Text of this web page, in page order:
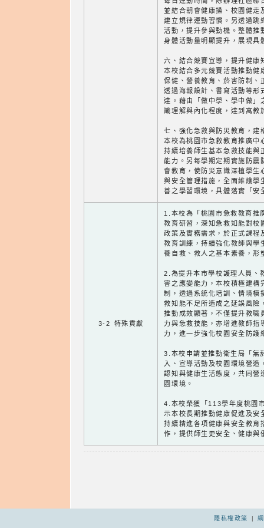
並結合朝會健康操、校園健走
建立規律運動習慣。另透過跳
活動，提升參與動機。整體推
身體活動量明顯提升，展現具
六、結合競賽宣導，提升健康
本校結合多元競賽活動推動健
保健、營養教育、菸害防制、
透過海報設計、書寫活動等形
達。藉由「做中學、學中做」
識理解與內化程度，達到寓教
七、強化急救與防災教育，建
本校為桃園市急救教育推廣中
持續培養師生基本急救技能與
能力。另每學期定期實施防震
會教育，使防災意識深植學生
與安全管理措施，全面維護學
善之學習環境，具體落實「安
3-2 特殊貢獻
1.本校為「桃園市急救教育推
教育研習，深知急救知能對校
政策及實務需求，於正式課程
教育訓練，持續強化教師與學
養自救、救人之基本素養，形
2.為提升本市學校護理人員、
害之應變能力，本校積極建構
制，透過系統化培訓、情境模
救知能不足所造成之延誤風險
推動成效顯著，不僅提升教職
力與急救技能，亦增進教師指
力，進一步強化校園安全防護
3.本校申請並推動衛生局「無
入、宣導活動及校園環境營
認知與健康生活態度，共同營
園環境。
4.本校榮獲「113學年度桃園
示本校長期推動健康促進及安
持續精進各項健康與安全教育
作，提供師生更安全、健康與
隱私權政策 |